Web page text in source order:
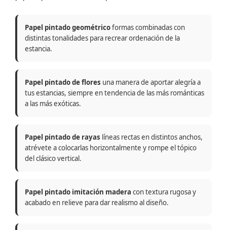
Papel pintado geométricoformas combinadas con
distintas tonalidades para recrear ordenación de la
estancia.
Papel pintado de flores una manera de aportar alegría a
tus estancias, siempre en tendencia de las más románticas
a las más exóticas.
Papel pintado de rayas líneas rectas en distintos anchos,
atrévete a colocarlas horizontalmente y rompe el tópico
del clásico vertical.
Papel pintado imitación madera con textura rugosa y
acabado en relieve para dar realismo al diseño.